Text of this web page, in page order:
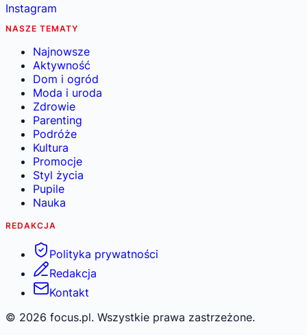
Instagram
NASZE TEMATY
Najnowsze
Aktywność
Dom i ogród
Moda i uroda
Zdrowie
Parenting
Podróże
Kultura
Promocje
Styl życia
Pupile
Nauka
REDAKCJA
Polityka prywatności
Redakcja
Kontakt
© 2026 focus.pl. Wszystkie prawa zastrzeżone.